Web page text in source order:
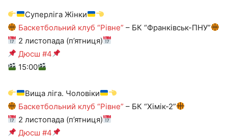
Суперліга Жінки
Баскетбольний клуб “Рівне” – БК “Франківськ-ПНУ”
2 листопада (п’ятниця)
Дюсш #4
15:00
Вища ліга. Чоловіки
Баскетбольний клуб “Рівне” – БК “Хімік-2”
2 листопада (п’ятниця)
Дюсш #4